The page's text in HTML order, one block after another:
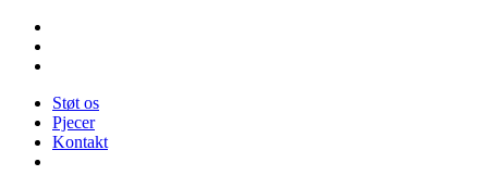
Videre
indhold
Støt os
Pjecer
Kontakt